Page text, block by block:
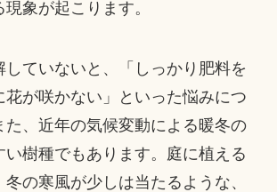
象が起こります。
していないと、「しっかり肥料を
花が咲かない」といった悩みにつ
た、近年の気候変動による暖冬の
い樹種でもあります。庭に植える
の寒風が少しは当たるような、